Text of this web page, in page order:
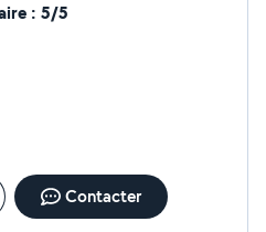
: 5/5
Contacter